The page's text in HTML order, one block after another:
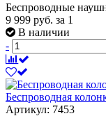
Беспроводные
9 999 руб. за 1
В наличии
-
Беспроводная
Артикул: 7453